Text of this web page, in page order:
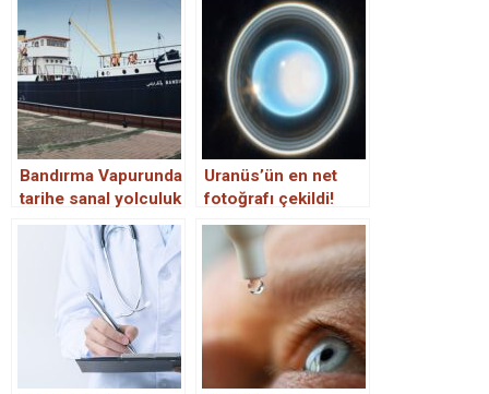
Bandırma Vapurunda
tarihe sanal yolculuk
Uranüs’ün en net
fotoğrafı çekildi!
Tarihe geçecek
görüntü